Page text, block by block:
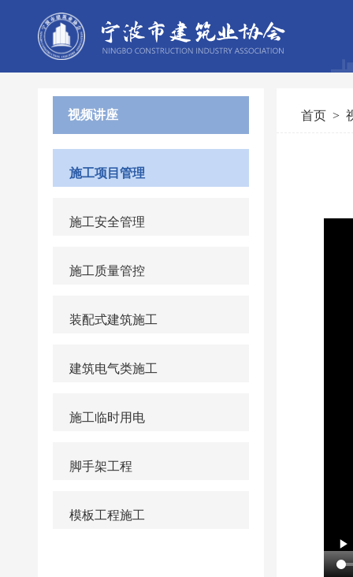
视频讲座
施工项目管理
施工安全管理
施工质量管控
装配式建筑施工
建筑电气类施工
施工临时用电
脚手架工程
模板工程施工
首页>